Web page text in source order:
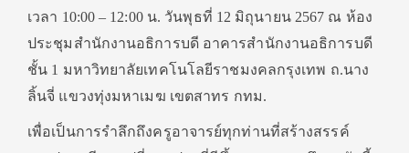
เวลา 10:00 – 12:00 น. วันพุธที่ 12 มิถุนายน 2567 ณ ห้อง
ประชุมสำนักงานอธิการบดี อาคารสำนักงานอธิการบดี
ชั้น 1 มหาวิทยาลัยเทคโนโลยีราชมงคลกรุงเทพ ถ.นาง
ลิ้นจี่ แขวงทุ่งมหาเมฆ เขตสาทร กทม.
เพื่อเป็นการรำลึกถึงครูอาจารย์ทุกท่านที่สร้างสรรค์